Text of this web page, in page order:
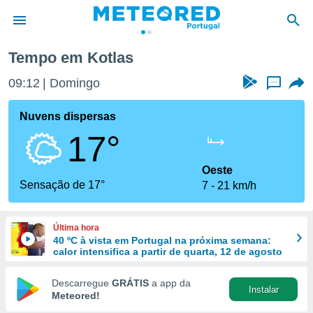
da
foi
fornecidas
a este
das
e
forma
digital
Tempo em Kotlas
09:12 Domingo ...
Nuvens dispersas
17°
Sensação de 17°
Oeste
7
21 km/h
Última hora
40 ºC à vista em Portugal na próxima semana:
calor intensifica a partir de quarta, 12 de agosto
Descarregue GRÁTIS a app da
Meteored!
Instalar